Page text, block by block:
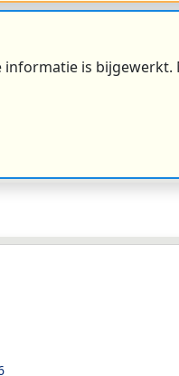
informatie is bijgewerkt.